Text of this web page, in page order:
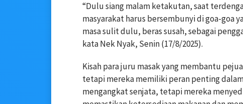
“Dulu siang malam ketakutan, saat
masyarakat harus bersembunyi di goa-goa
masa sulit dulu, beras susah, sebagai
kata Nek Nyak, Senin (17/8/2025).
Kisah para juru masak yang membantu
tetapi mereka memiliki peran penting
mengangkat senjata, tetapi mereka